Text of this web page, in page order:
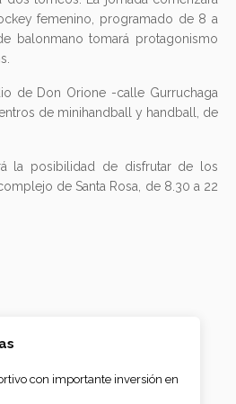
femenino, programado de 8 a
balonmano tomará protagonismo
de Don Orione -calle Gurruchaga
de minihandball y handball, de
la posibilidad de disfrutar de los
de Santa Rosa, de 8.30 a 22
con importante inversión en